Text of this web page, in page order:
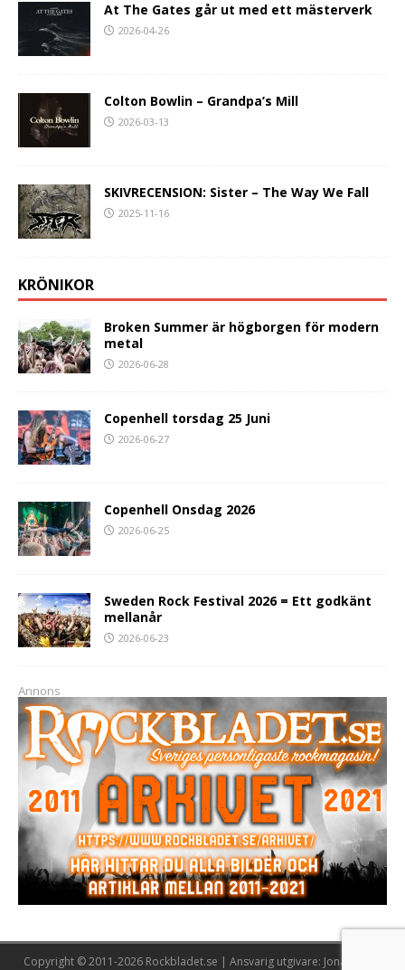
At The Gates går ut med ett mästerverk
2026-04-26
Colton Bowlin – Grandpa’s Mill
2026-03-13
SKIVRECENSION: Sister – The Way We Fall
2025-11-16
KRÖNIKOR
Broken Summer är högborgen för modern
metal
2026-06-28
Copenhell torsdag 25 Juni
2026-06-27
Copenhell Onsdag 2026
2026-06-25
Sweden Rock Festival 2026 = Ett godkänt
mellanår
2026-06-23
Annons
Copyright © 2011-2026 Rockbladet.se | Ansvarig utgivare: Jonas Lööw